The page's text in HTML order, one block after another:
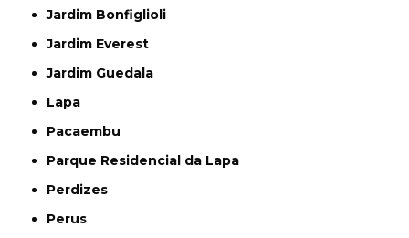
Jardim Bonfiglioli
Jardim Everest
Jardim Guedala
Lapa
Pacaembu
Parque Residencial da Lapa
Perdizes
Perus